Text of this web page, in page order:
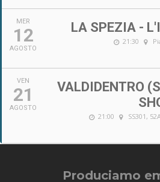
MER
12
AGOSTO
LA SPEZIA -
21:30
VEN
21
AGOSTO
VALDIDENTRO
21:00 SS301,
Produciamo